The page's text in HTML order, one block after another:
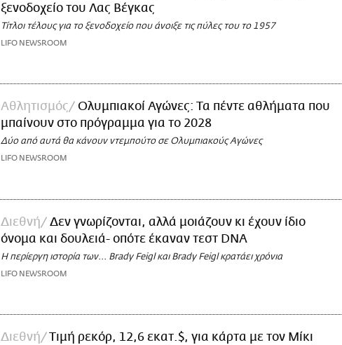
ξενοδοχείο του Λας Βέγκας
Τίτλοι τέλους για το ξενοδοχείο που άνοιξε τις πύλες του το 1957
LIFO NEWSROOM
Αθλητισμός
Ολυμπιακοί Αγώνες: Τα πέντε αθλήματα που
μπαίνουν στο πρόγραμμα για το 2028
Δύο από αυτά θα κάνουν ντεμπούτο σε Ολυμπιακούς Αγώνες
LIFO NEWSROOM
Διεθνή
Δεν γνωρίζονται, αλλά μοιάζουν κι έχουν ίδιο
όνομα και δουλειά- οπότε έκαναν τεστ DNA
Η περίεργη ιστορία των... Brady Feigl και Brady Feigl κρατάει χρόνια
LIFO NEWSROOM
Διεθνή
Τιμή ρεκόρ, 12,6 εκατ.$, για κάρτα με τον Μίκι